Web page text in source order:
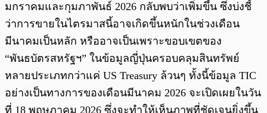
มกราคมและกุมภาพันธ์ 2026 กลับพบว่าเพิ่มขึ้น ซึ่งบ่งชี้
ว่าการขายในไตรมาสนี้อาจเกิดขึ้นหนักในช่วงเดือน
มีนาคมเป็นหลัก หรืออาจเป็นเพราะขอบเขตของ
“พันธบัตรสหรัฐฯ” ในข้อมูลญี่ปุ่นครอบคลุมสินทรัพย์
หลายประเภทกว่าแค่ US Treasury ล้วนๆ ทั้งนี้ข้อมูล TIC
อย่างเป็นทางการของเดือนมีนาคม 2026 จะเปิดเผยในวัน
ที่ 18 พฤษภาคม 2026 ซึ่งจะทำให้เห็นภาพที่ชัดเจนยิ่งขึ้น